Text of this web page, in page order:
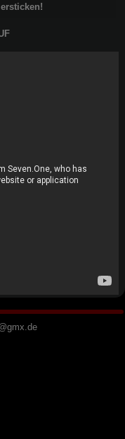
gmx de